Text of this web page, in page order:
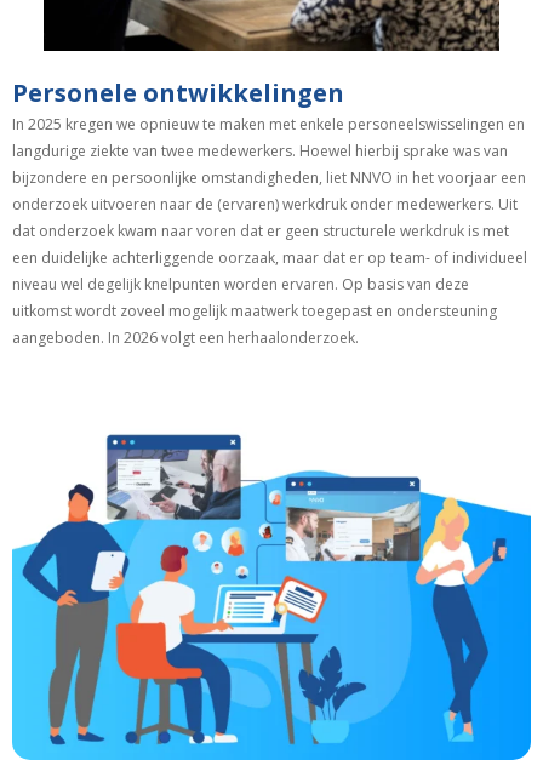
Personele ontwikkelingen
In 2025 kregen we opnieuw te maken met enkele personeelswisselingen en
langdurige ziekte van twee medewerkers. Hoewel hierbij sprake was van
bijzondere en persoonlijke omstandigheden, liet NNVO in het voorjaar een
onderzoek uitvoeren naar de (ervaren) werkdruk onder medewerkers. Uit
dat onderzoek kwam naar voren dat er geen structurele werkdruk is met
een duidelijke achterliggende oorzaak, maar dat er op team- of individueel
niveau wel degelijk knelpunten worden ervaren. Op basis van deze
uitkomst wordt zoveel mogelijk maatwerk toegepast en ondersteuning
aangeboden. In 2026 volgt een herhaalonderzoek.